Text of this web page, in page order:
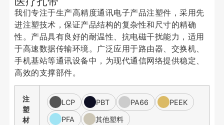
我们专注于生产高精度通讯电子产品注塑件，采用先
进注塑技术，保证产品结构的复杂性和尺寸的精确
性。产品具有良好的耐温性、抗电磁干扰能力，适用
于高速数据传输环境。广泛应用于路由器、交换机、
手机基站等通讯设备中，为现代通信网络提供稳定、
高效的支撑部件。
注
塑
材
LCP PBT PA66
PEEK
PFA
其他塑料